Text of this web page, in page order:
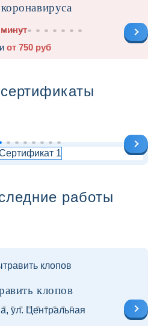
от 750 руб
работы
клопов
ул. Центральная